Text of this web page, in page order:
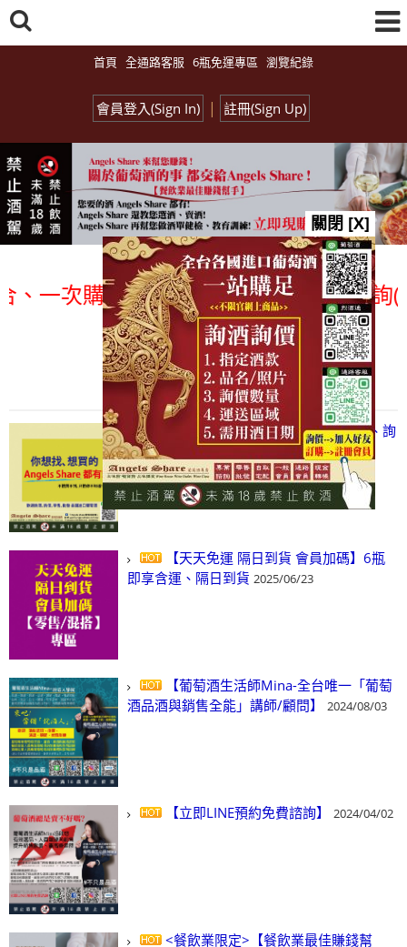
首頁 全通路客服 6瓶免運專區 瀏覽紀錄
會員登入(Sign In) | 註冊(Sign Up)
次購足」各國進口酒類商品 專業詢(尋)
總覽-促銷&活動
all events
【凡酒問Angels Share】線上選酒、詢
(尋)酒、詢價、零售、批發，看這裡!
2024/03/01
【天天免運 隔日到貨 會員加碼】6瓶
即享含運、隔日到貨 2025/06/23
【葡萄酒生活師Mina-全台唯一「葡萄
酒品酒與銷售全能」講師/顧問】
2024/08/03
【立即LINE預約免費諮詢】 2024/04/02
<餐飲業限定>【餐飲業最佳賺錢幫
關閉 [X]